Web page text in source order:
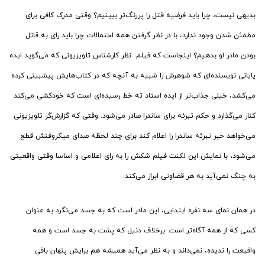
بدیهی نیست، چرا باید فرضیه قتل را پررنگ‌تر ببینیم؟ وقتی مدرک کافی برای
مطمئن شدن وجود ندارد، با در نظر گرفتن همه احتمالات چرا باید رای به قاتل
بودن مادر او بدهیم؟ اینجاست که فیلم نظر کارشناس تلویزیونی که می‌گوید ایده
پایانی نویسنده‌ای که شوهرش را شبیه به آنچه که در کتاب‌هایش پیشبینی کرده
می‌کشد، خیلی جذاب‌تر از ایده استاد ته خط رسیده‌ای است که خودکشی می‌کند
کنار می‌گذارد و حکم تبرئه برای ساندرا صادر می‌شود. وقتی که گزارش‌گر تلویزیونی
می‌خواهد خبر تبرئه ساندرا را اعلام کند برای چند لحظه صدای میکروفنش قطع
می‌شود، با نمایش این لکنت فیلم شکش را به رای اعلامی و اساسا وقتی واقعیتی
به چنگ نمی‌آید به هر قضاوتی ابراز می‌کند.
در همان نمای سه نفره ابتدایی، این مادر است که به جسد می‌نگرد به عنوان
کسی که از همه آگاه‌تر است. برخلاف دنیل که پشت به جسد است و همه
واقیعت را ندیده، نمی‌داند و به نظر می‌آید همیشه هم برایش پنهان باقی